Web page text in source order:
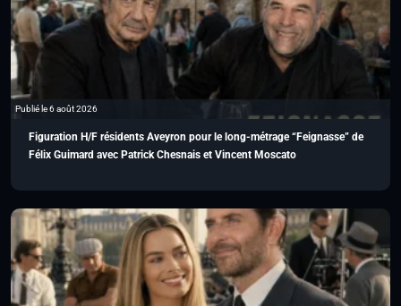
Publié le 6 août 2026
Figuration H/F résidents Aveyron pour le long-métrage “Feignasse” de
Félix Guimard avec Patrick Chesnais et Vincent Moscato